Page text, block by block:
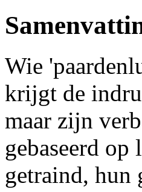
Wie
krijgt de
maar zijn
gebaseerd
getraind, hun